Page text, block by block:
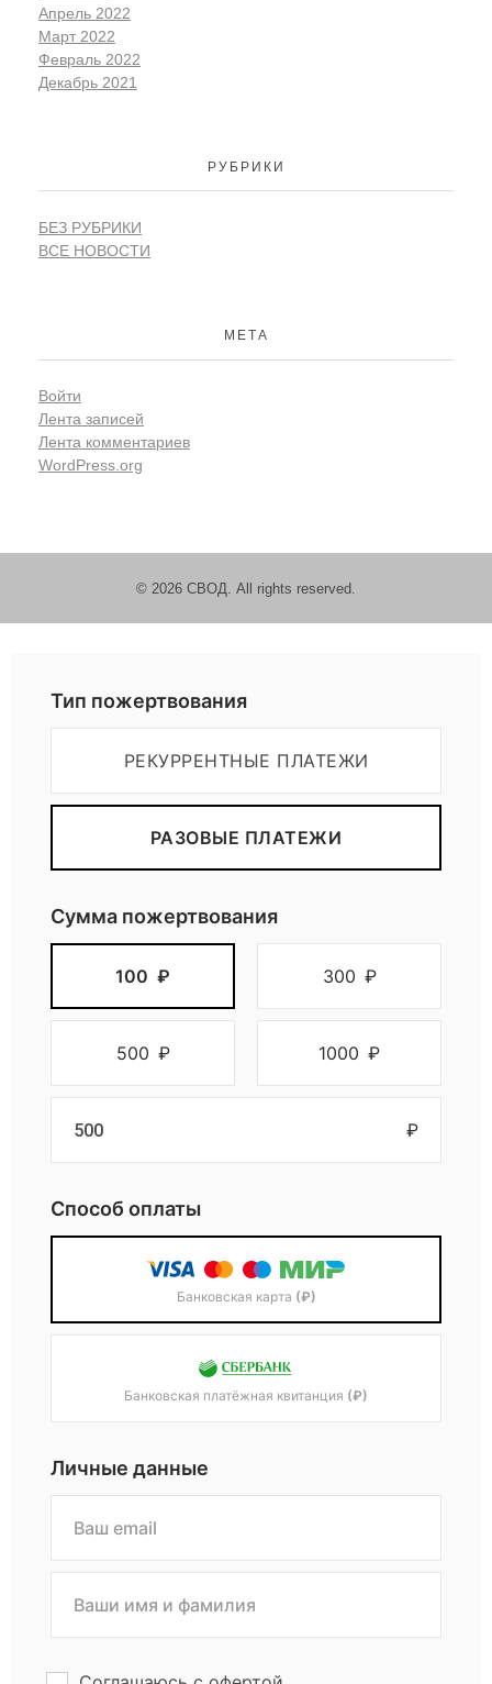
Апрель 2022
Март 2022
Февраль 2022
Декабрь 2021
РУБРИКИ
БЕЗ РУБРИКИ
ВСЕ НОВОСТИ
МЕТА
Войти
Лента записей
Лента комментариев
WordPress.org
© 2026 СВОД. All rights reserved.
Тип пожертвования
РЕКУРРЕНТНЫЕ ПЛАТЕЖИ
РАЗОВЫЕ ПЛАТЕЖИ
Сумма пожертвования
100 ₽ 300 ₽
500 ₽ 1000 ₽
₽
Способ оплаты
Банковская карта (₽)
Банковская платёжная квитанция (₽)
Личные данные